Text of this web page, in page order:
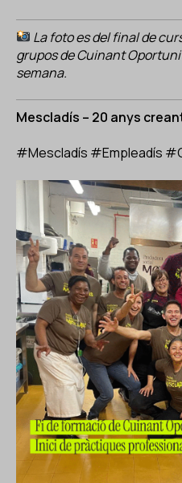
La foto es del final de
grupos de Cuinant
semana.
Mescladís – 20 anys
#Mescladís #Empleadís